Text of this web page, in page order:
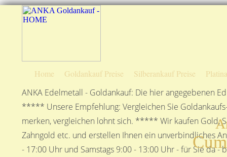
Home Goldankauf Preise Silberankauf Preise
ANKA Edelmetall - Goldankauf: Die hier angegebenen
***** Unsere Empfehlung: Vergleichen Sie
merken, vergleichen lohnt sich. ***** Wir kaufen Gold,
Zahngold etc. und erstellen Ihnen ein unverbindliches
- 17:00 Uhr und Samstags 9:00 - 13:00 Uhr - für Sie